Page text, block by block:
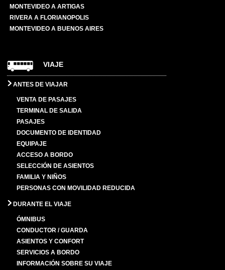
MONTEVIDEO A ARTIGAS
RIVERA A FLORIANOPOLIS
MONTEVIDEO A BUENOS AIRES
VIAJE
ANTES DE VIAJAR
VENTA DE PASAJES
TERMINAL DE SALIDA
PASAJES
DOCUMENTO DE IDENTIDAD
EQUIPAJE
ACCESO A BORDO
SELECCIÓN DE ASIENTOS
FAMILIA Y NIÑOS
PERSONAS CON MOVILIDAD REDUCIDA
DURANTE EL VIAJE
ÓMNIBUS
CONDUCTOR / GUARDA
ASIENTOS Y CONFORT
SERVICIOS A BORDO
INFORMACIÓN SOBRE SU VIAJE